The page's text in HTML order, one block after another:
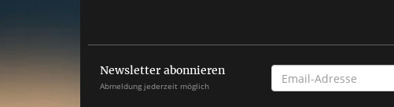
Newsletter abonnieren
Abmeldung jederzeit möglich
EMAIL-
ADRESSE